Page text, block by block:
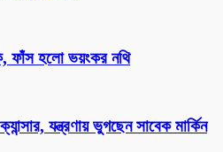
ফাঁস হলো ভয়ংকর নথি
যন্ত্রণায় ভুগছেন সাবেক মার্কিন